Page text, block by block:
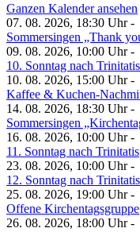
Ganzen Kalender ansehen
07. 08. 2026, 18:30 Uhr -
Sommersingen „Thank
09. 08. 2026, 10:00 Uhr -
10. Sonntag nach Trinitatis
10. 08. 2026, 15:00 Uhr -
Kaffee & Kuchen-
14. 08. 2026, 18:30 Uhr -
Sommersingen
16. 08. 2026, 10:00 Uhr -
11. Sonntag nach Trinitatis
23. 08. 2026, 10:00 Uhr -
12. Sonntag nach Trinitatis
25. 08. 2026, 19:00 Uhr -
Offene Kirchentagsgruppe
26. 08. 2026, 18:00 Uhr -